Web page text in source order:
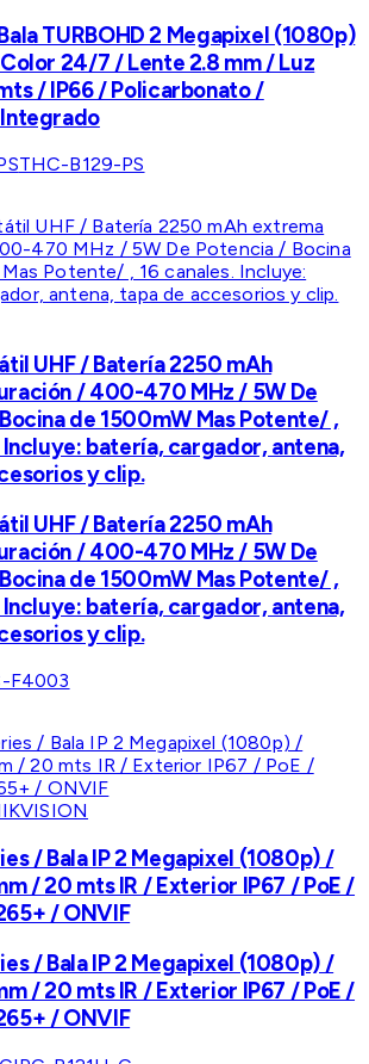
TURBOHD 2 Megapixel (1080p)
24/7 / Lente 2.8 mm / Luz
/ IP66 / Policarbonato /
THC-B129-PS
UHF / Batería 2250 mAh
/ 400-470 MHz / 5W De
de 1500mW Mas Potente/ ,
Incluye: batería, cargador, antena,
y clip.
UHF / Batería 2250 mAh
/ 400-470 MHz / 5W De
de 1500mW Mas Potente/ ,
Incluye: batería, cargador, antena,
y clip.
F4003
/ Bala IP 2 Megapixel (1080p) /
/ 20 mts IR / Exterior IP67 / PoE /
/ ONVIF
/ Bala IP 2 Megapixel (1080p) /
/ 20 mts IR / Exterior IP67 / PoE /
/ ONVIF